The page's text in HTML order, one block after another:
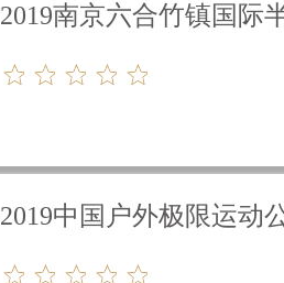
2019南京六合竹镇国际
2019中国户外极限运动